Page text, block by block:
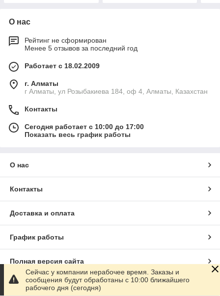
О нас
Рейтинг не сформирован
Менее 5 отзывов за последний год
Работает с 18.02.2009
г. Алматы
г Алматы, ул Розыбакиева 184, оф 4, Алматы, Казахстан
Контакты
Сегодня работает с 10:00 до 17:00
Показать весь график работы
О нас
Контакты
Доставка и оплата
График работы
Полная версия сайта
Сайт создан на маркетплейсе
Сейчас у компании нерабочее время. Заказы и
сообщения будут обработаны с 10:00 ближайшего
рабочего дня (сегодня)